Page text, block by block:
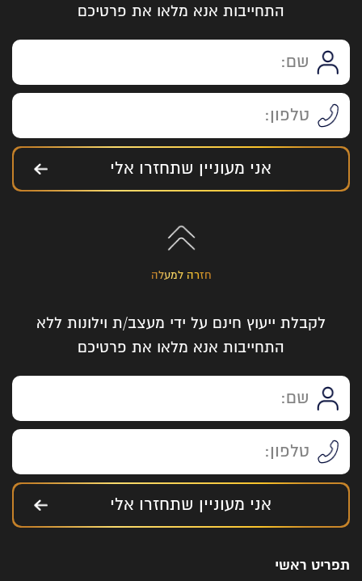
התחייבות אנא מלאו את פרטיכם
אני מעוניין שתחזרו אלי
לקבלת ייעוץ חינם על ידי מעצב/ת וילונות ללא
התחייבות אנא מלאו את פרטיכם
אני מעוניין שתחזרו אלי
תפריט ראשי